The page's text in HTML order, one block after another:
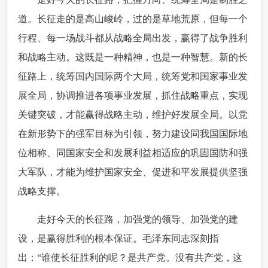
道。长征走的是高山峻岭，过的是草地荒原，但每一个
行程、每一场战斗都从战略全局出发，赢得了战争胜利
和战略主动。这既是一种精神，也是一种智慧。新的长
征路上，统筹国内国际两个大局，统筹党和国家事业发
展全局，协调推进各项事业发展，抓住战略重点，实现
关键突破，才能赢得战略主动，维护好发展全局。以党
在新形势下的强军目标为引领，努力建设同我国国际地
位相称、同国家安全和发展利益相适应的巩固国防和强
大军队，才能为维护国家安全、促进和平发展提供坚强
战略支撑。
走好今天的长征路，加强党的领导、加强党的建
设，是赢得胜利的根本保证。毛泽东同志深刻指
出：“谁使长征胜利的呢？是共产党。没有共产党，这